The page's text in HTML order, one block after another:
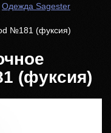
Одежда Sagester
№181 (фуксия)
(фуксия)